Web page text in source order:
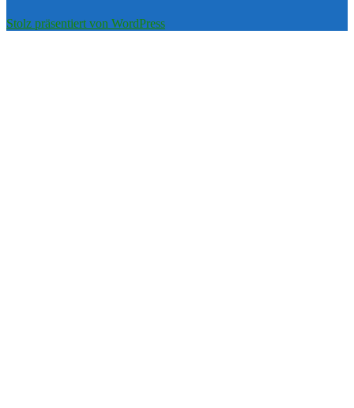
Stolz präsentiert von WordPress